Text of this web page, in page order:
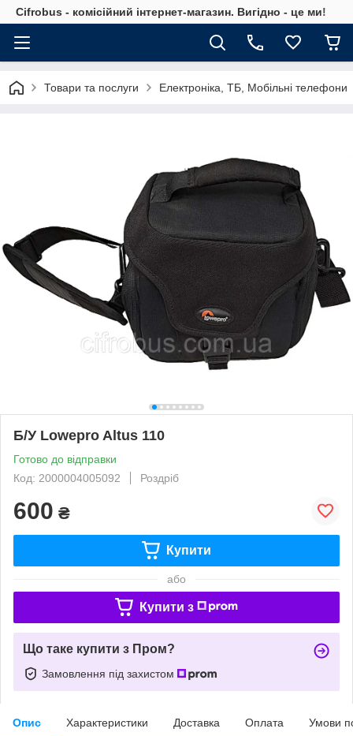
Cifrobus - комiсiйний iнтернет-магазин. Вигiдно - це ми!
Товари та послуги Електроніка, ТБ, Мобільні телефони
Б/У Lowepro Altus 110
Готово до відправки
Код: 2000004005092
Роздріб
600 ₴
Купити
або
Купити з
Що таке купити з Пром?
Замовлення під захистом
Опис Характеристики Доставка Оплата Умови